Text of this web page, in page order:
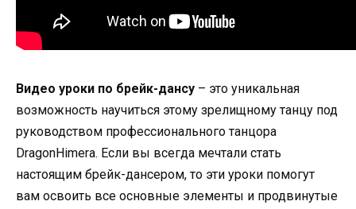
Видео уроки по брейк-дансу – это уникальная
возможность научиться этому зрелищному танцу под
руководством профессионального танцора
DragonHimera. Если вы всегда мечтали стать
настоящим брейк-дансером, то эти уроки помогут
вам освоить все основные элементы и продвинутые